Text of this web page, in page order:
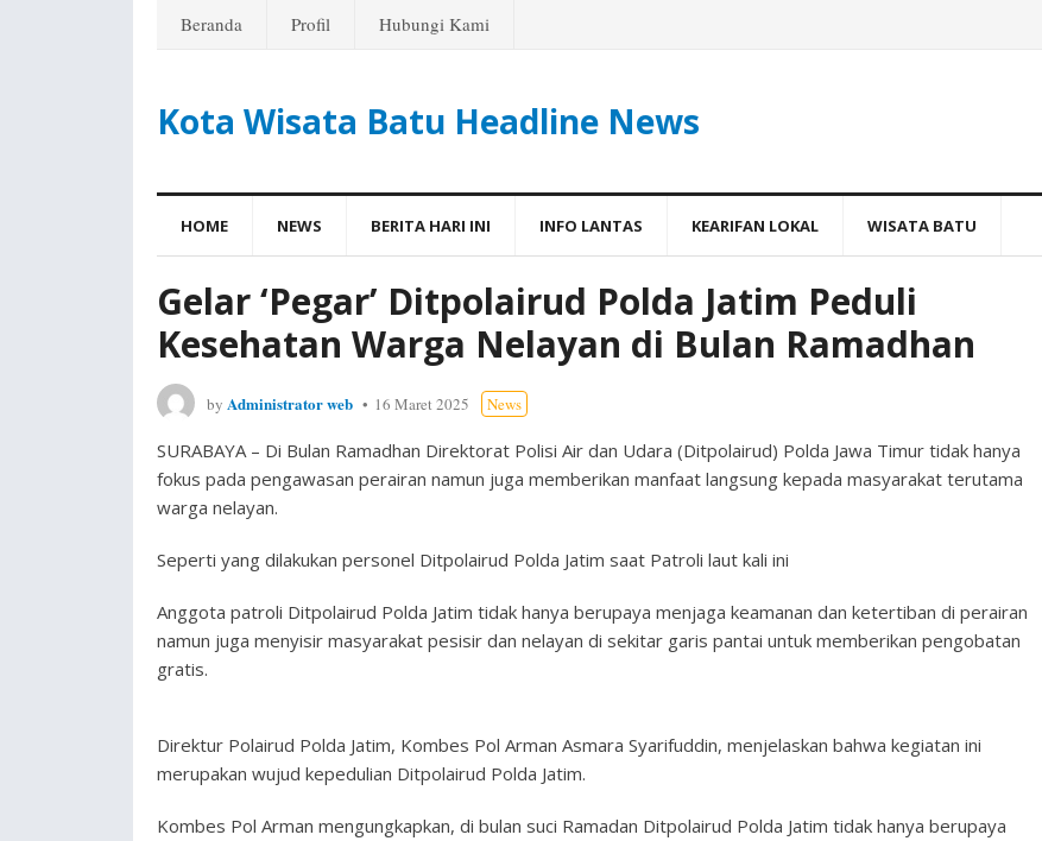
Beranda Profil Hubungi Kami
Kota Wisata Batu Headline News
HOME NEWS BERITA HARI INI INFO LANTAS KEARIFAN LOKAL WISATA BATU
Gelar ‘Pegar’ Ditpolairud Polda Jatim Peduli
Kesehatan Warga Nelayan di Bulan Ramadhan
by Administrator web 16 Maret 2025 News
SURABAYA – Di Bulan Ramadhan Direktorat Polisi Air dan Udara (Ditpolairud) Polda Jawa Timur tidak hanya
fokus pada pengawasan perairan namun juga memberikan manfaat langsung kepada masyarakat terutama
warga nelayan.
Seperti yang dilakukan personel Ditpolairud Polda Jatim saat Patroli laut kali ini
Anggota patroli Ditpolairud Polda Jatim tidak hanya berupaya menjaga keamanan dan ketertiban di perairan
namun juga menyisir masyarakat pesisir dan nelayan di sekitar garis pantai untuk memberikan pengobatan
gratis.
Direktur Polairud Polda Jatim, Kombes Pol Arman Asmara Syarifuddin, menjelaskan bahwa kegiatan ini
merupakan wujud kepedulian Ditpolairud Polda Jatim.
Kombes Pol Arman mengungkapkan, di bulan suci Ramadan Ditpolairud Polda Jatim tidak hanya berupaya